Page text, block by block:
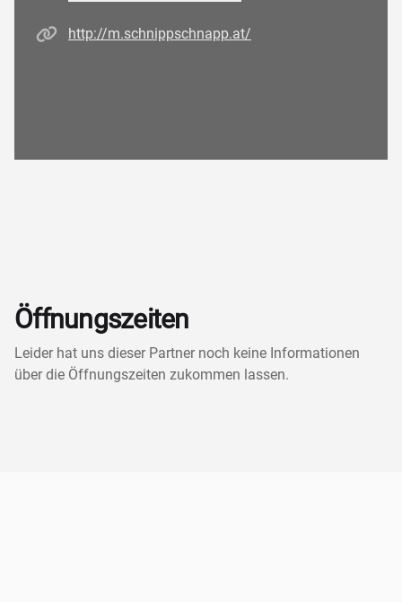
Homepagehttp://m.schnippschnapp.at/
Öffnungszeiten
Leider hat uns dieser Partner noch keine Informationen
über die Öffnungszeiten zukommen lassen.